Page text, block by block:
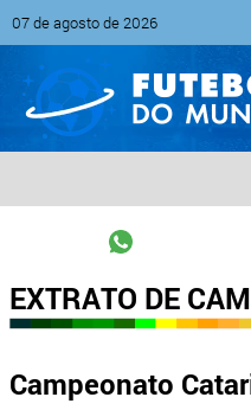
07 de agosto de 2026
EXTRATO DE
Campeonato